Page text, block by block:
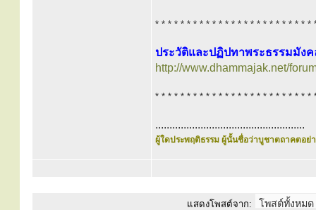
* * * * * * * * * * * * * * * * * * * * * * * * *
ประวัติและปฏิปทาพระธรรมมัง
http://www.dhammajak.net/
* * * * * * * * * * * * * * * * * * * * * * * * *
.....................................................
ผู้ใดประพฤติธรรม ผู้นั้นชื่อว่าบูชาตถาคตอย่า
แสดงโพสต์จาก: